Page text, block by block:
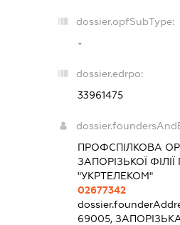
dossier.opfSubType:
-
dossier.edrpo:
33961475
ПРОФСПІЛКОВА
ЗАПОРІЗЬКОЇ ФІЛІЇ
"УКРТЕЛЕКОМ"
02677342
69005,